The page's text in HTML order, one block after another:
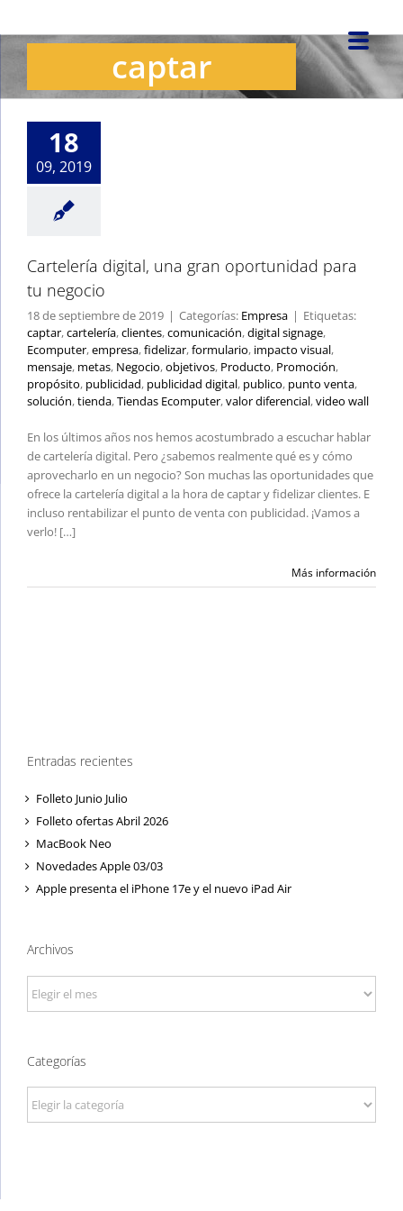
al
captar
18
09, 2019
Cartelería digital,
una gran
oportunidad para tu
Cartelería digital, una gran oportunidad para
tu negocio
18 de septiembre de 2019 | Categorías: Empresa | Etiquetas:
captar,cartelería,clientes,comunicación,digital signage,
Ecomputer,empresa,fidelizar,formulario, impacto visual,
mensaje, metas, Negocio,objetivos, Producto, Promoción,
propósito, publicidad, publicidad digital, publico, punto venta,
solución,tienda,Tiendas Ecomputer,valor diferencial,video wall
En los últimos años nos hemos acostumbrado a escuchar hablar
de cartelería digital. Pero ¿sabemos realmente qué es y cómo
aprovecharlo en un negocio? Son muchas las oportunidades que
ofrece la cartelería digital a la hora de captar y fidelizar clientes. E
incluso rentabilizar el punto de venta con publicidad. ¡Vamos a
verlo! […]
Más información
Entradas recientes
Folleto Junio Julio
Folleto ofertas Abril 2026
MacBook Neo
Novedades Apple 03/03
Apple presenta el iPhone 17e y el nuevo iPad Air
Archivos
Archivos
Categorías
Categorías